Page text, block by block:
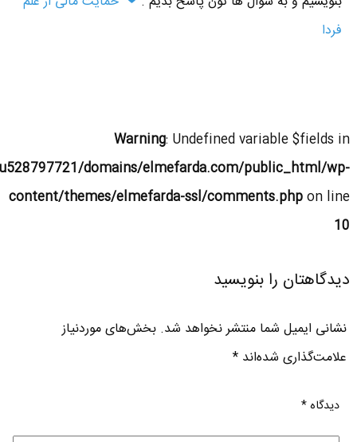
فردا
Warning: Undefined variable $fields in
domains/elmefarda.com/public_html/wp-
content/themes/elmefarda-ssl/comments.phpon line
10
دیدگاهتان را بنویسید
نشانی ایمیل شما منتشر نخواهد شد. بخش‌های موردنیاز
علامت‌گذاری شده‌اند*
دیدگاه*